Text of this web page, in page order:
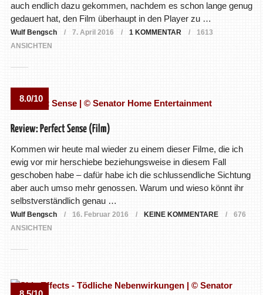
auch endlich dazu gekommen, nachdem es schon lange genug
gedauert hat, den Film überhaupt in den Player zu …
Wulf Bengsch 7. April 2016 1 KOMMENTAR
1613
ANSICHTEN
8.0/10
Review: Perfect Sense (Film)
Kommen wir heute mal wieder zu einem dieser Filme, die ich
ewig vor mir herschiebe beziehungsweise in diesem Fall
geschoben habe – dafür habe ich die schlussendliche Sichtung
aber auch umso mehr genossen. Warum und wieso könnt ihr
selbstverständlich genau …
Wulf Bengsch 16. Februar 2016 KEINE KOMMENTARE
676
ANSICHTEN